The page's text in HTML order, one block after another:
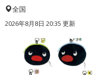
全国
2026年8月8日 20:35 更新